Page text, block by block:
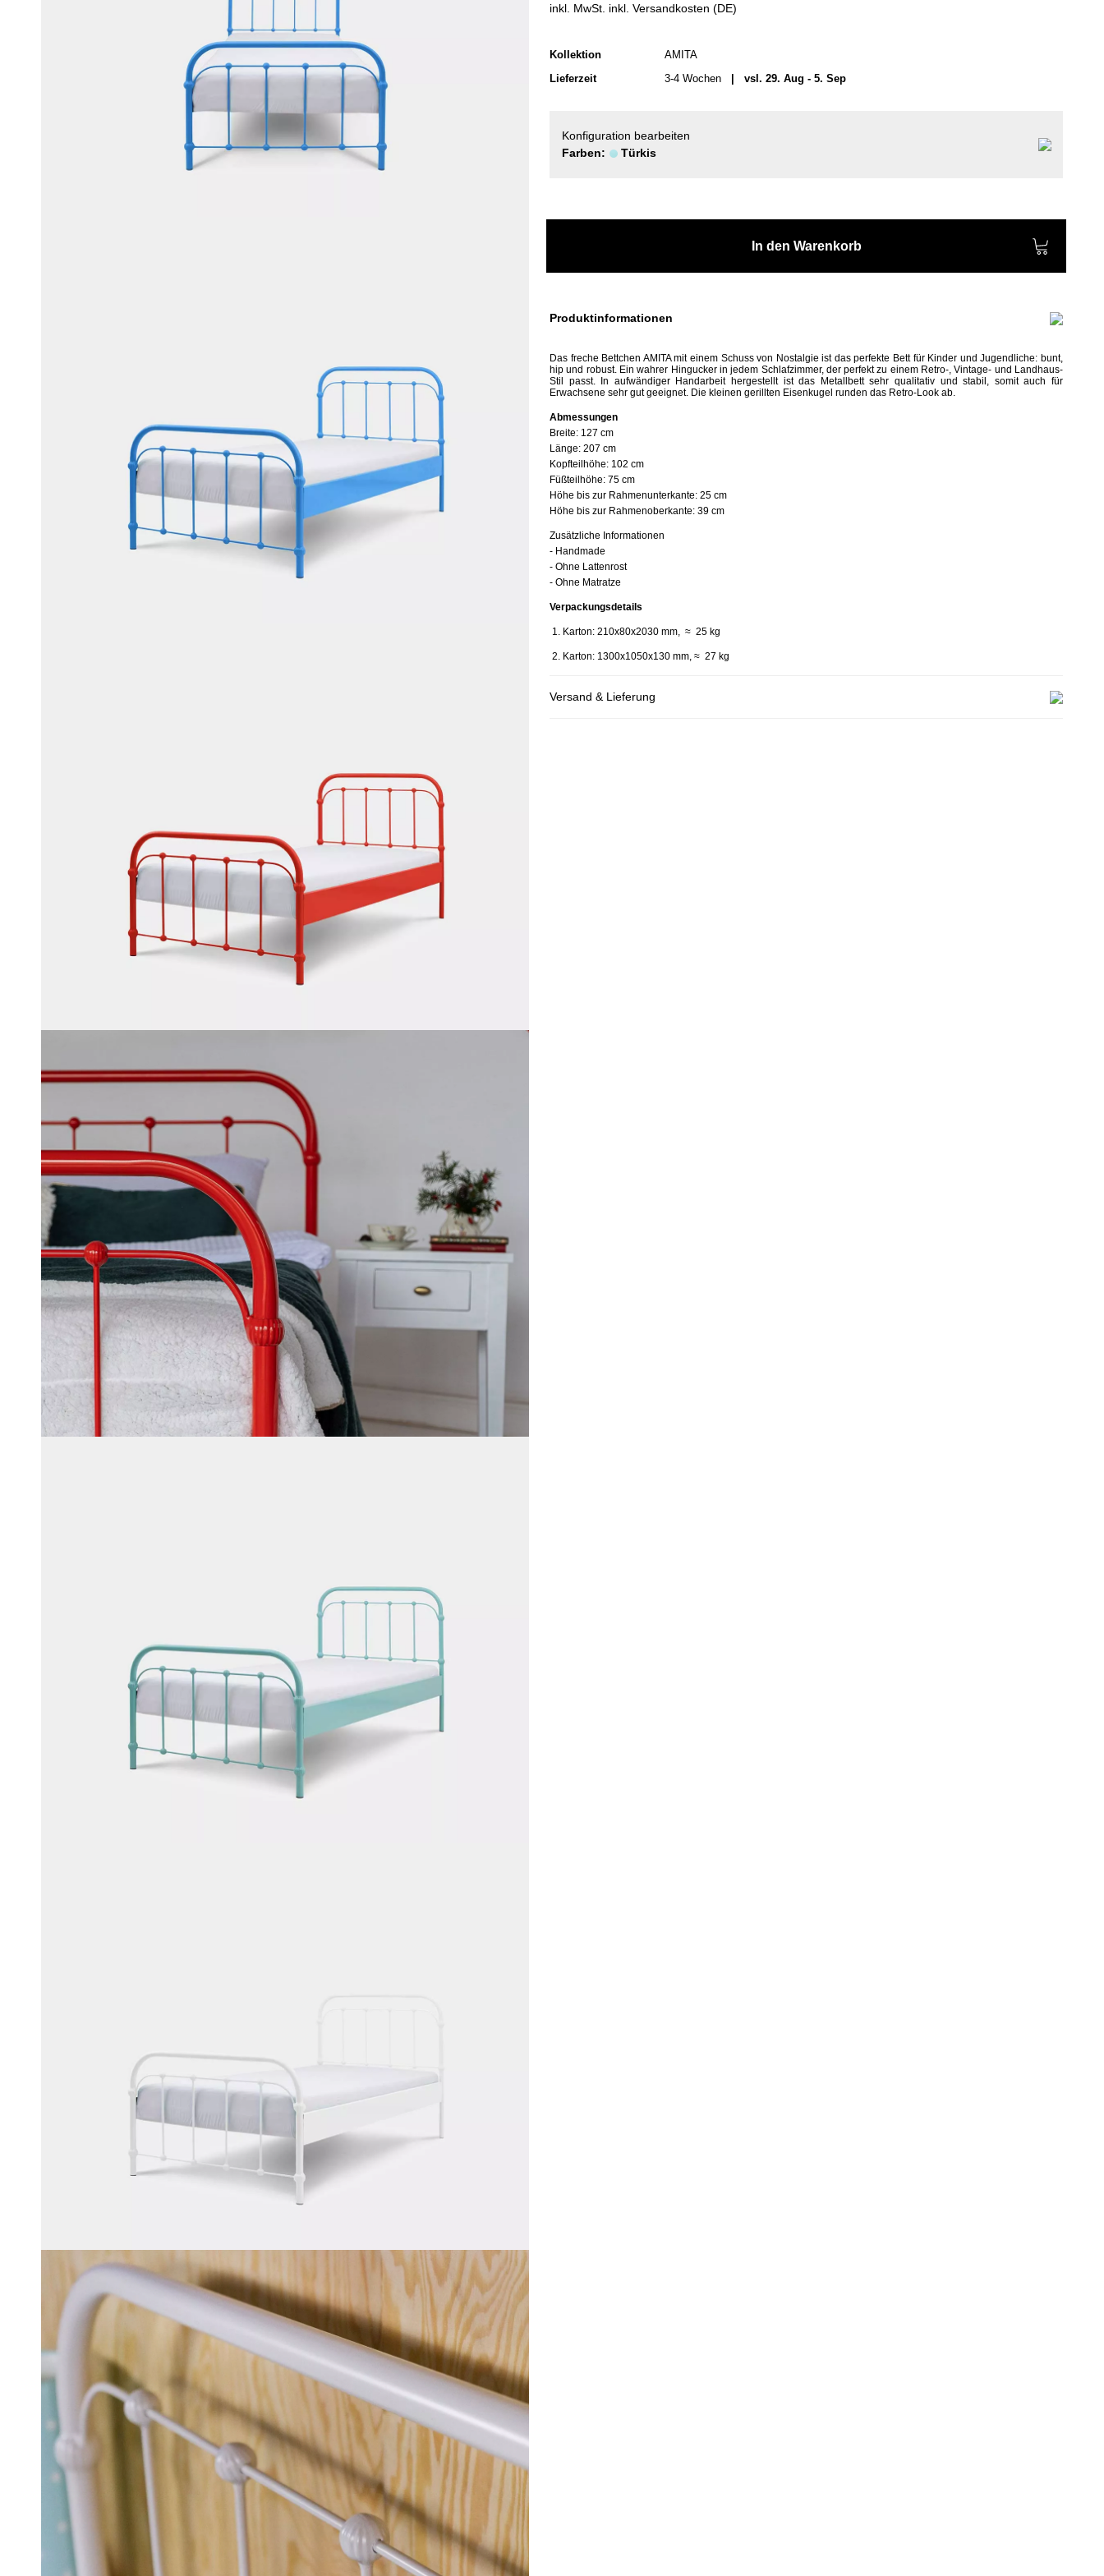
inkl. MwSt. inkl. Versandkosten (DE)
Kollektion
AMITA
Lieferzeit
3-4 Wochen | vsl. 29. Aug - 5. Sep
Konfiguration bearbeiten
Farben:
Türkis
In den Warenkorb
Produktinformationen
Das freche Bettchen AMITA mit einem Schuss von Nostalgie ist das perfekte Bett für Kinder und Jugendliche: bunt,
hip und robust. Ein wahrer Hingucker in jedem Schlafzimmer, der perfekt zu einem Retro-, Vintage- und Landhaus-
Stil passt. In aufwändiger Handarbeit hergestellt ist das Metallbett sehr qualitativ und stabil, somit auch für
Erwachsene sehr gut geeignet. Die kleinen gerillten Eisenkugel runden das Retro-Look ab.
Abmessungen
Breite: 127 cm
Länge: 207 cm
Kopfteilhöhe: 102 cm
Füßteilhöhe: 75 cm
Höhe bis zur Rahmenunterkante: 25 cm
Höhe bis zur Rahmenoberkante: 39 cm
Zusätzliche Informationen
- Handmade
- Ohne Lattenrost
- Ohne Matratze
Verpackungsdetails
1. Karton: 210x80x2030 mm, ≈ 25 kg
2. Karton: 1300x1050x130 mm, ≈ 27 kg
Versand & Lieferung